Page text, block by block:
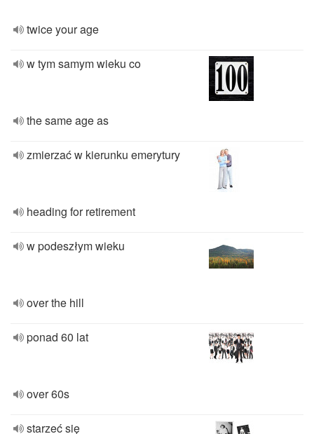
twice your age
w tym samym wieku co
the same age as
zmierzać w kierunku emerytury
heading for retirement
w podeszłym wieku
over the hill
ponad 60 lat
over 60s
starzeć się